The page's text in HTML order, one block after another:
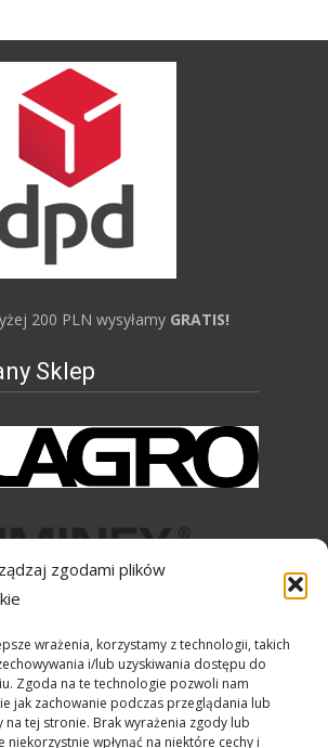
zgodami plików
wrażenia, korzystamy z technologii, takich
i/lub uzyskiwania dostępu do
Zgoda na te technologie pozwoli nam
jak zachowanie podczas przeglądania lub
tej stronie. Brak wyrażenia zgody lub
wpłynąć na niektóre cechy i
200 PLN wysyłamy GRATIS!
Sklep